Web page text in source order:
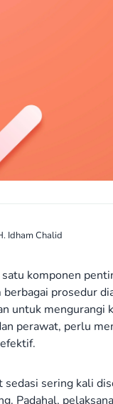
Idham Chalid
komponen
prosedur
untuk
perawat, perlu
sering kali
Padahal,